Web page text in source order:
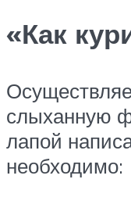
«Как
слыханную
лапой
необходимо: